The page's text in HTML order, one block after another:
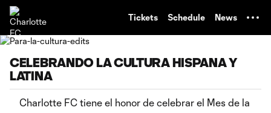
Tickets Schedule News
CELEBRANDO LA CULTURA HISPANA Y
LATINA
Charlotte FC tiene el honor de celebrar el Mes de la